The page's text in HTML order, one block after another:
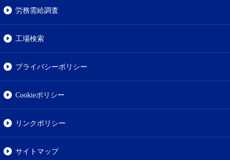
労務需給調査
工場検索
プライバシーポリシー
Cookieポリシー
リンクポリシー
サイトマップ